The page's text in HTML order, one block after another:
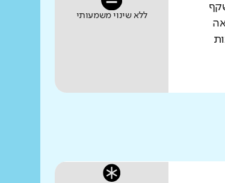
ללא שינוי משמעותי